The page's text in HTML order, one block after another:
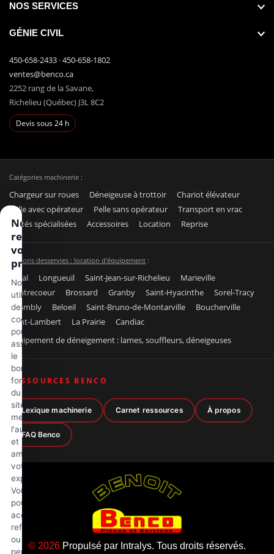
NOS SERVICES
GÉNIE CIVIL
450-658-2433 ·450-658-1802
ventes@benco.ca
2252 rang de la Savane,
Richelieu (Québec) J3L 8C2
Devis sous 24 h
Catégories machinerie :
Chargeur sur roues Déneigeuse à trottoir
Chariot élévateur
Pelle avec opérateur
Pelle sans opérateur
Transport en vrac
Unités spécialisées
Accessoires Location Reprise
Régions desservies : location d'équipement :
Laval Longueuil Saint-Jean-sur-Richelieu
Marieville
Contrecoeur
Brossard Granby Saint-Hyacinthe
Sorel-Tracy
Chambly
Beloeil Saint-Bruno-de-Montarville
Boucherville
Saint-Lambert
La Prairie
Candiac
Équipement de déneigement : lames, souffleurs, déneigeuses
RESSOURCES BENCO
Lexique machinerie Carnet ressources À propos
FAQ Benco
© 2026 Propulsé par Intralys. Tous droits réservés.
Nous
respectons
votre vie
privée
Nous
utilisons
des
cookies
pour
assurer
le
bon
fonctionnement
du
site,
mesurer
l'audience
et
améliorer
votre
expérience.
Vous
pouvez
accepter,
refuser
ou
personnaliser